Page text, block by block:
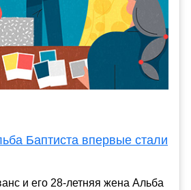
Баптиста впервые стали
и его 28-летняя жена Альба